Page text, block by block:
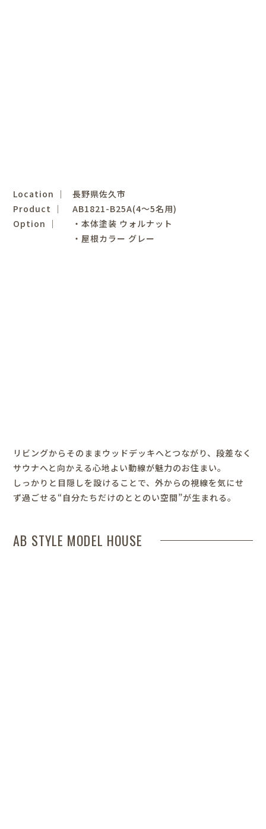
Location │
長野県佐久市
Product │
AB1821-B25A(4～5名用)
Option │
・本体塗装 ウォルナット
・屋根カラー グレー
リビングからそのままウッドデッキへとつながり、段差なく
サウナへと向かえる心地よい動線が魅力のお住まい。
しっかりと目隠しを設けることで、外からの視線を気にせ
ず過ごせる“自分たちだけのととのい空間”が生まれる。
AB STYLE MODEL HOUSE